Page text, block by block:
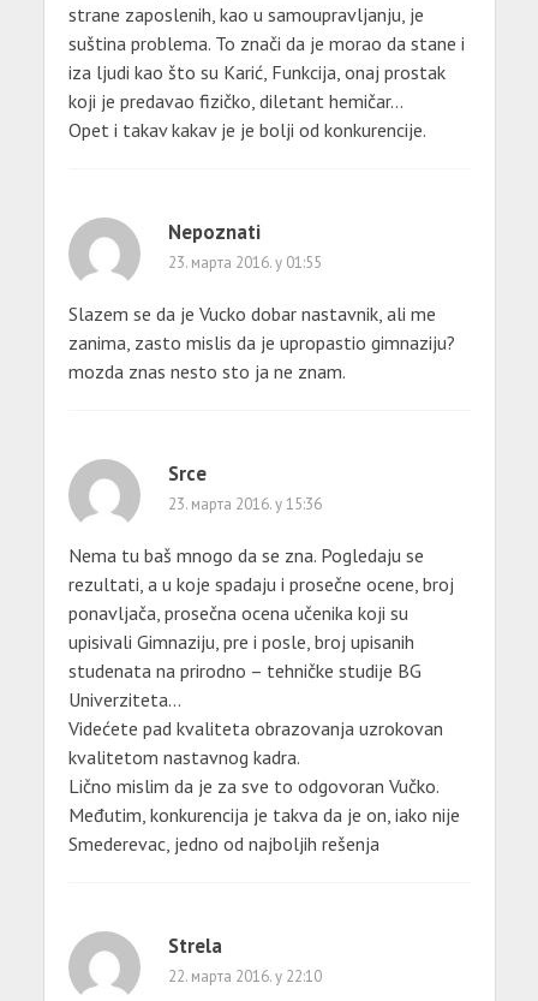
strane zaposlenih, kao u samoupravljanju, je
suština problema. To znači da je morao da stane i
iza ljudi kao što su Karić, Funkcija, onaj prostak
koji je predavao fizičko, diletant hemičar…
Opet i takav kakav je je bolji od konkurencije.
Nepoznati
23. марта 2016. у 01:55
Slazem se da je Vucko dobar nastavnik, ali me
zanima, zasto mislis da je upropastio gimnaziju?
mozda znas nesto sto ja ne znam.
Srce
23. марта 2016. у 15:36
Nema tu baš mnogo da se zna. Pogledaju se
rezultati, a u koje spadaju i prosečne ocene, broj
ponavljača, prosečna ocena učenika koji su
upisivali Gimnaziju, pre i posle, broj upisanih
studenata na prirodno – tehničke studije BG
Univerziteta…
Videćete pad kvaliteta obrazovanja uzrokovan
kvalitetom nastavnog kadra.
Lično mislim da je za sve to odgovoran Vučko.
Međutim, konkurencija je takva da je on, iako nije
Smederevac, jedno od najboljih rešenja
Strela
22. марта 2016. у 22:10